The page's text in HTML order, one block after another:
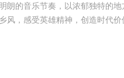
朗的音乐节奏，以浓郁独特的
风，感受英雄精神，创造时代价